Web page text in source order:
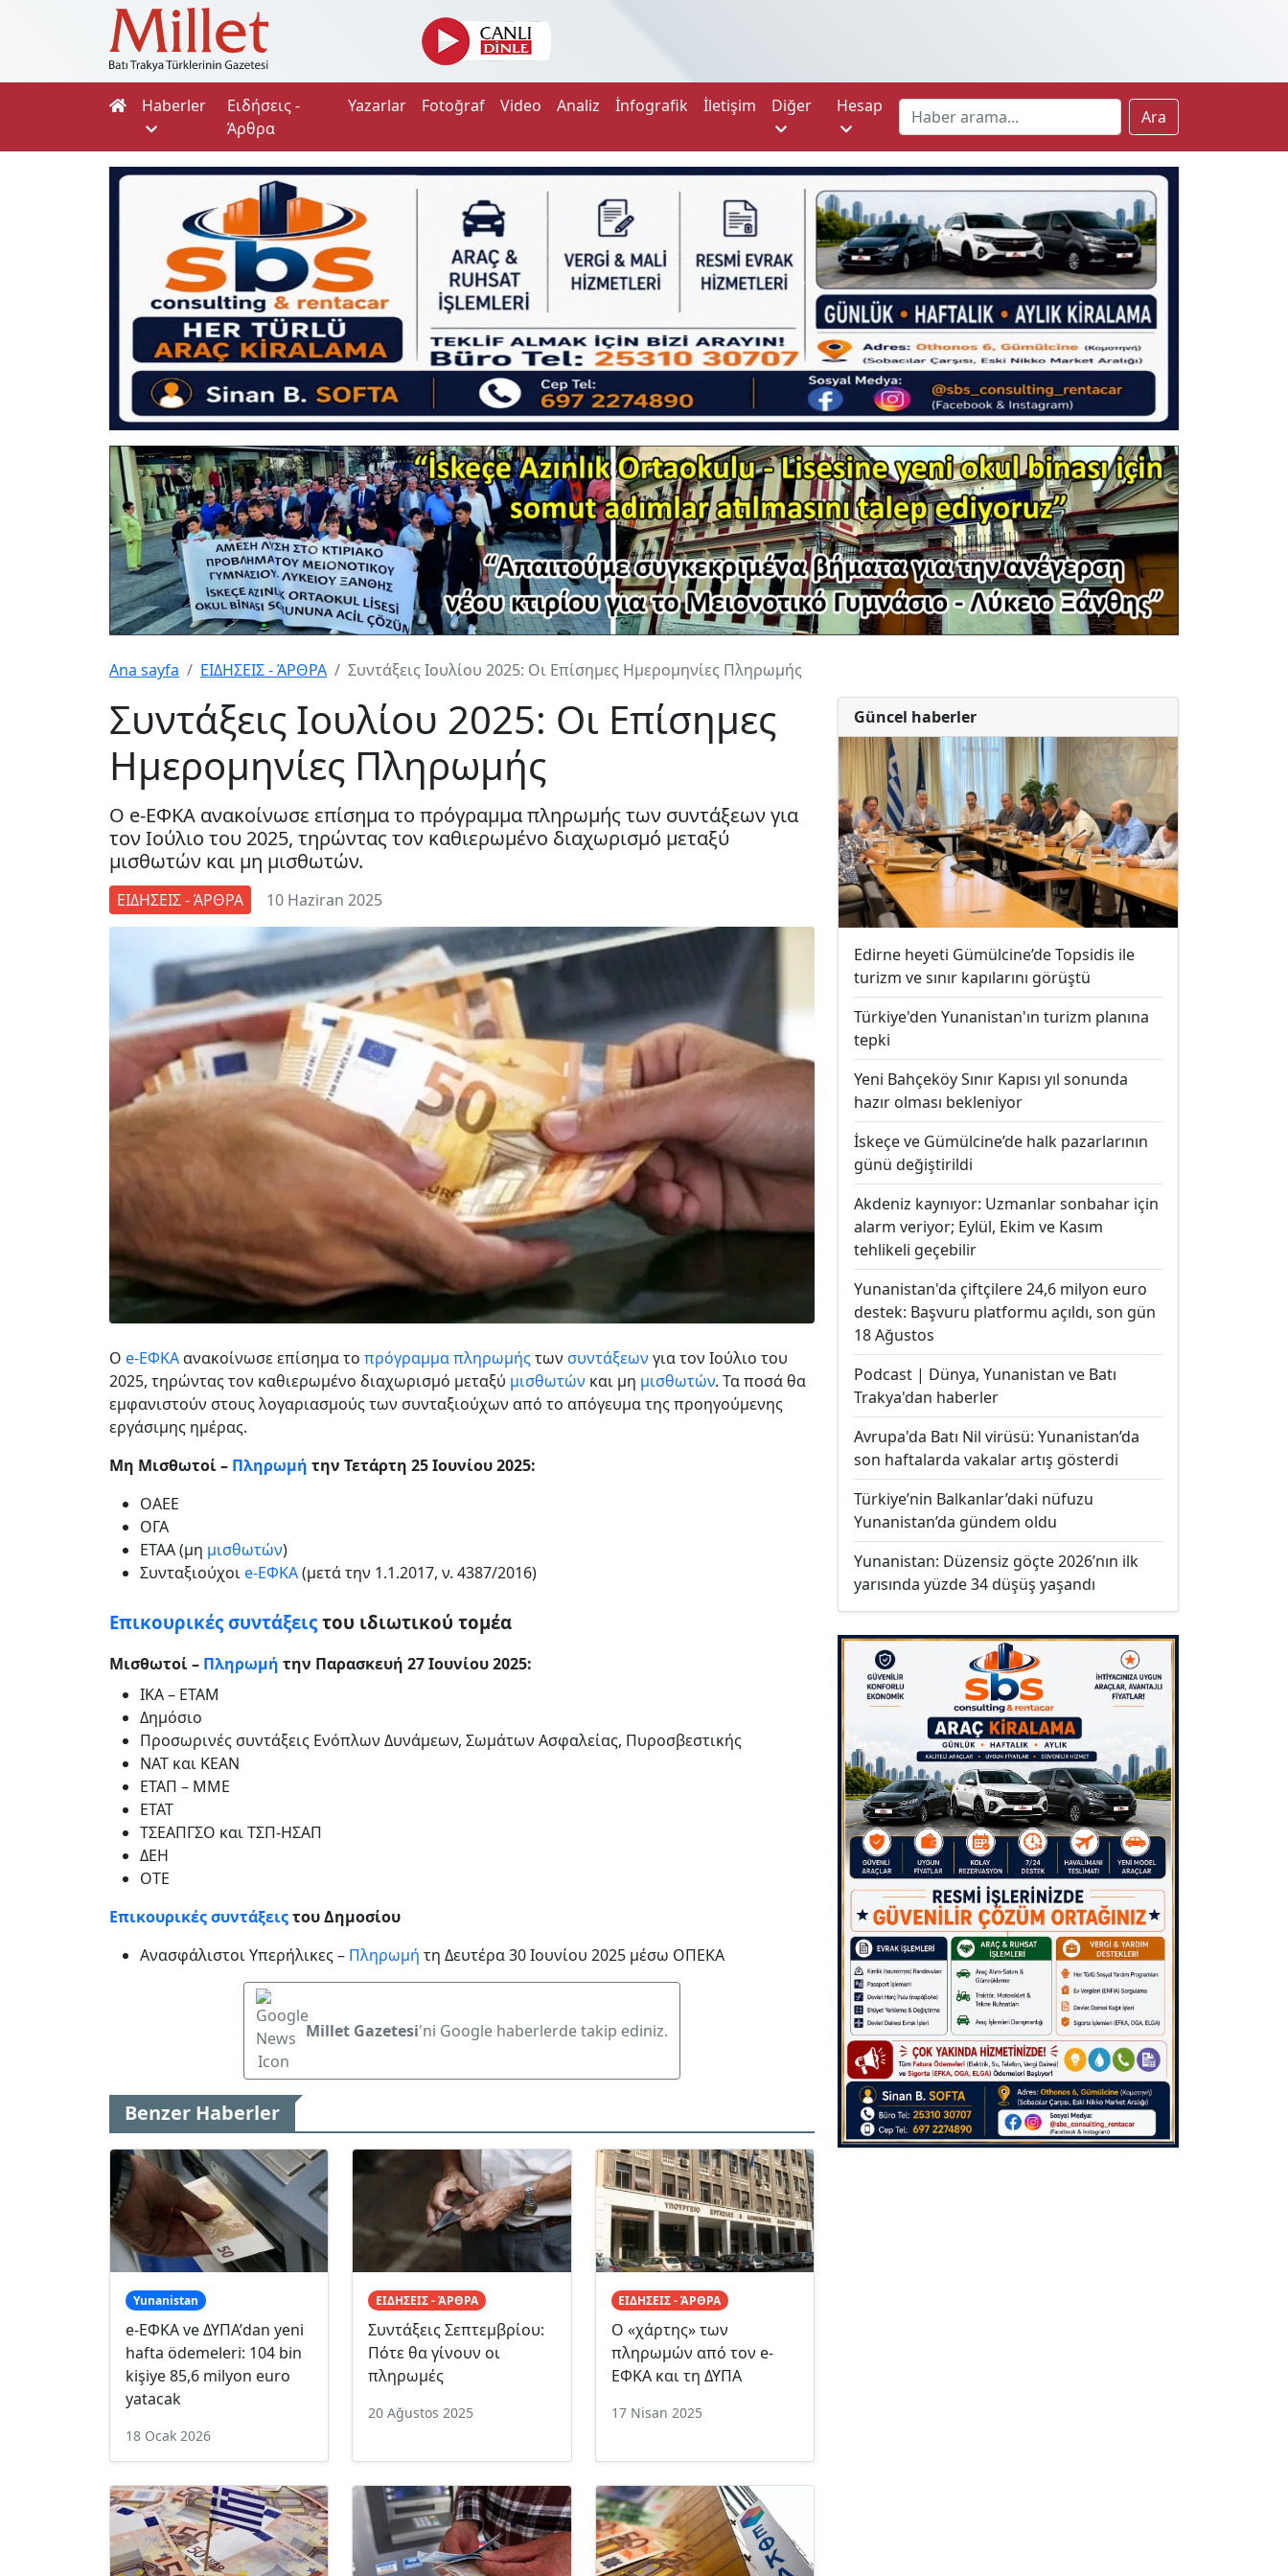
Haberler
Ειδήσεις -
Άρθρα
Yazarlar Fotoğraf Video Analiz İnfografik İletişim Diğer Hesap
Ara
Ana sayfa ΕΙΔΗΣΕΙΣ - ΆΡΘΡΑ Συντάξεις Ιουλίου 2025: Οι Επίσημες Ημερομηνίες Πληρωμής
Συντάξεις Ιουλίου 2025: Οι Επίσημες
Ημερομηνίες Πληρωμής
Ο e-ΕΦΚΑ ανακοίνωσε επίσημα το πρόγραμμα πληρωμής των συντάξεων για
τον Ιούλιο του 2025, τηρώντας τον καθιερωμένο διαχωρισμό μεταξύ
μισθωτών και μη μισθωτών.
ΕΙΔΗΣΕΙΣ - ΆΡΘΡΑ 10 Haziran 2025
Ο e-ΕΦΚΑανακοίνωσε επίσημα το πρόγραμμα πληρωμήςτων συντάξεων για τον Ιούλιο του
2025, τηρώντας τον καθιερωμένο διαχωρισμό μεταξύ μισθωτών και μη μισθωτών. Τα ποσά θα
εμφανιστούν στους λογαριασμούς των συνταξιούχων από το απόγευμα της προηγούμενης
εργάσιμης ημέρας.
Μη Μισθωτοί – Πληρωμή την Τετάρτη 25 Ιουνίου 2025:
ΟΑΕΕ
ΟΓΑ
ΕΤΑΑ (μη μισθωτών)
Συνταξιούχοιe-ΕΦΚΑ(μετά την 1.1.2017, ν. 4387/2016)
Επικουρικές συντάξεις του ιδιωτικού τομέα
Μισθωτοί – Πληρωμή την Παρασκευή 27 Ιουνίου 2025:
ΙΚΑ – ΕΤΑΜ
Δημόσιο
Προσωρινές συντάξεις Ενόπλων Δυνάμεων, Σωμάτων Ασφαλείας, Πυροσβεστικής
ΝΑΤ και ΚΕΑΝ
ΕΤΑΠ – ΜΜΕ
ΕΤΑΤ
ΤΣΕΑΠΓΣΟ και ΤΣΠ-ΗΣΑΠ
ΔΕΗ
ΟΤΕ
Επικουρικές συντάξειςτου Δημοσίου
Ανασφάλιστοι Υπερήλικες – Πληρωμή τη Δευτέρα 30 Ιουνίου 2025 μέσω ΟΠΕΚΑ
Millet Gazetesi'ni Google haberlerde takip ediniz.
Benzer Haberler
Yunanistan
e-ΕΦΚΑ ve ΔΥΠΑ’dan yeni
hafta ödemeleri: 104 bin
kişiye 85,6 milyon euro
yatacak
18 Ocak 2026
ΕΙΔΗΣΕΙΣ - ΆΡΘΡΑ
Συντάξεις Σεπτεμβρίου:
Πότε θα γίνουν οι
πληρωμές
20 Ağustos 2025
ΕΙΔΗΣΕΙΣ - ΆΡΘΡΑ
Ο «χάρτης» των
πληρωμών από τον e-
ΕΦΚΑ και τη ΔΥΠΑ
17 Nisan 2025
Güncel haberler
Edirne heyeti Gümülcine’de Topsidis ile
turizm ve sınır kapılarını görüştü
Türkiye'den Yunanistan'ın turizm planına
tepki
Yeni Bahçeköy Sınır Kapısı yıl sonunda
hazır olması bekleniyor
İskeçe ve Gümülcine’de halk pazarlarının
günü değiştirildi
Akdeniz kaynıyor: Uzmanlar sonbahar için
alarm veriyor; Eylül, Ekim ve Kasım
tehlikeli geçebilir
Yunanistan'da çiftçilere 24,6 milyon euro
destek: Başvuru platformu açıldı, son gün
18 Ağustos
Podcast | Dünya, Yunanistan ve Batı
Trakya'dan haberler
Avrupa'da Batı Nil virüsü: Yunanistan’da
son haftalarda vakalar artış gösterdi
Türkiye’nin Balkanlar’daki nüfuzu
Yunanistan’da gündem oldu
Yunanistan: Düzensiz göçte 2026’nın ilk
yarısında yüzde 34 düşüş yaşandı